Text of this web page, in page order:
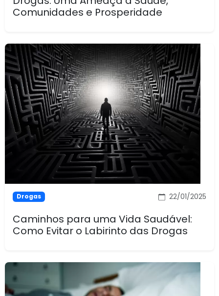
Comunidades e Prosperidade
Drogas 22/01/2025
Caminhos para uma Vida Saudável:
Como Evitar o Labirinto das Drogas